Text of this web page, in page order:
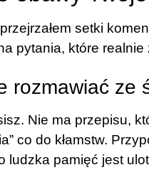
setki
pytania, które
rozmawiać ze
Nie ma przepisu,
co do kłamstw.
ludzka pamięć jest